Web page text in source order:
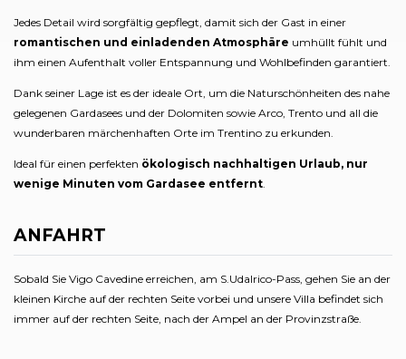
Jedes Detail wird sorgfältig gepflegt, damit sich der Gast in einer
romantischen und einladenden Atmosphäre umhüllt fühlt und
ihm einen Aufenthalt voller Entspannung und Wohlbefinden garantiert.
Dank seiner Lage ist es der ideale Ort, um die Naturschönheiten des nahe
gelegenen Gardasees und der Dolomiten sowie Arco, Trento und all die
wunderbaren märchenhaften Orte im Trentino zu erkunden.
Ideal für einen perfekten ökologisch nachhaltigen Urlaub, nur
wenige Minuten vom Gardasee entfernt.
ANFAHRT
Sobald Sie Vigo Cavedine erreichen, am S.Udalrico-Pass, gehen Sie an der
kleinen Kirche auf der rechten Seite vorbei und unsere Villa befindet sich
immer auf der rechten Seite, nach der Ampel an der Provinzstraße.